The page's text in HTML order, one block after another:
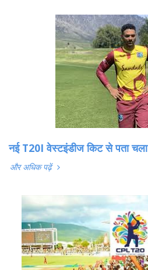
नई T20I वेस्टइंडीज किट से पता चला
और अधिक पढ़ें